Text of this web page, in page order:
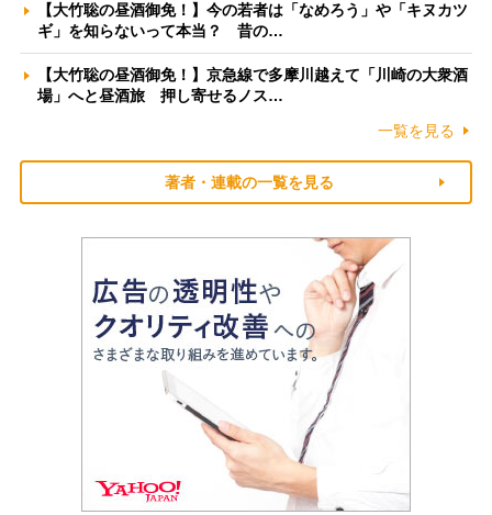
【大竹聡の昼酒御免！】今の若者は「なめろう」や「キヌカツ
ギ」を知らないって本当？ 昔の…
【大竹聡の昼酒御免！】京急線で多摩川越えて「川崎の大衆酒
場」へと昼酒旅 押し寄せるノス…
一覧を見る
著者・連載の一覧を見る